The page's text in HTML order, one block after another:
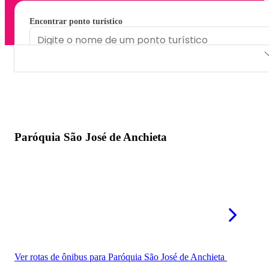
Encontrar ponto turístico
Paróquia São José de Anchieta
Ver rotas de ônibus para Paróquia São José de Anchieta